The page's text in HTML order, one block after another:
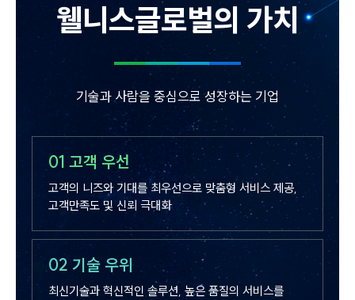
웰니스글로벌의 가치
기술과 사람을 중심으로 성장하는 기업
01 고객 우선
고객의 니즈와 기대를 최우선으로 맞춤형 서비스 제공,
고객만족도 및 신뢰 극대화
02 기술 우위
최신기술과 혁신적인 솔루션, 높은 품질의 서비스를